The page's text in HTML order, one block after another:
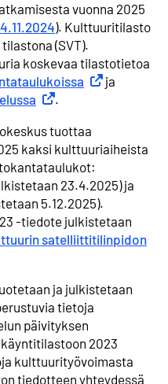
vuonna 2025
). Kulttuuritilasto
(SVT).
koskevaa tilastotietoa
Ulkoinen linkki
ja
Ulkoinen linkki
.
tuottaa
kaksi kulttuuriaiheista
23.4.2025) ja
5.12.2025).
-tiedote julkistetaan
satelliittitilinpidon
ja julkistetaan
tietoja
päivityksen
2023
kulttuurityövoimasta
tiedotteen yhteydessä